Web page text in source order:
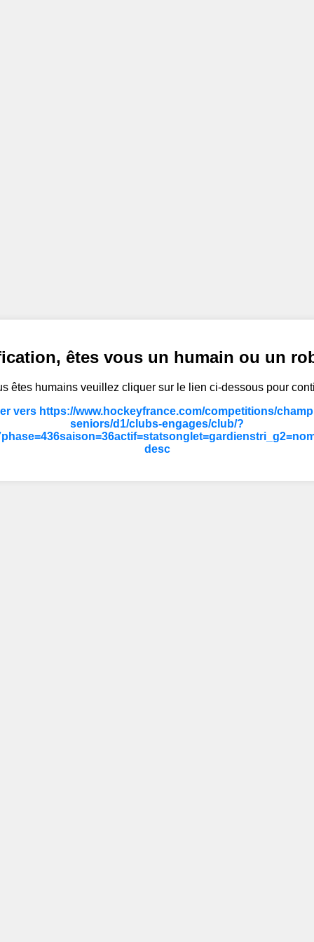
êtes vous un humain ou un
êtes humains veuillez cliquer sur le lien ci-dessous pour
vers https://www.hockeyfrance.com/competitions/
seniors/d1/clubs-engages/club/?
desc